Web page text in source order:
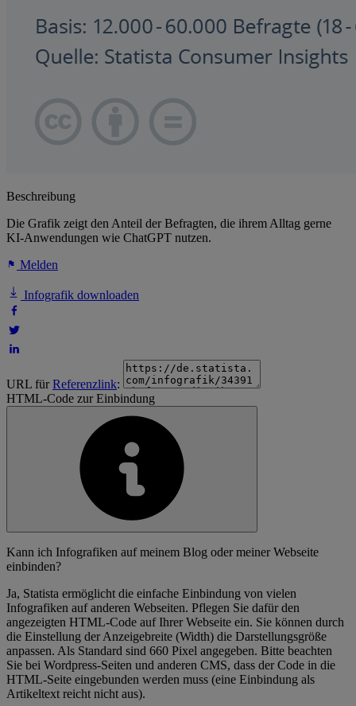
Beschreibung
Die Grafik zeigt den Anteil der Befragten, die ihrem Alltag gerne
KI-Anwendungen wie ChatGPT nutzen.
Melden
Infografik downloaden
URL fürReferenzlink:
HTML-Code zur Einbindung
Kann ich Infografiken auf meinem Blog oder meiner Webseite
einbinden?
Ja, Statista ermöglicht die einfache Einbindung von vielen
Infografiken auf anderen Webseiten. Pflegen Sie dafür den
angezeigten HTML-Code auf Ihrer Webseite ein. Sie können durch
die Einstellung der Anzeigebreite (Width) die Darstellungsgröße
anpassen. Als Standard sind 660 Pixel angegeben. Bitte beachten
Sie bei Wordpress-Seiten und anderen CMS, dass der Code in die
HTML-Seite eingebunden werden muss (eine Einbindung als
Artikeltext reicht nicht aus).